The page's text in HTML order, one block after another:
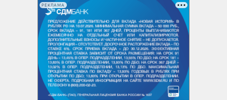
РЕКЛАМА